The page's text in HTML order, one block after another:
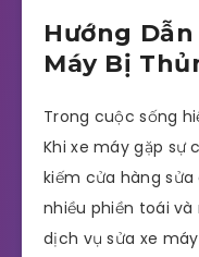
Hướng Dẫn
Máy Bị
Trong cuộc sống
Khi xe máy gặp sự
kiếm cửa hàng
nhiều phiền toái
dịch vụ sửa xe